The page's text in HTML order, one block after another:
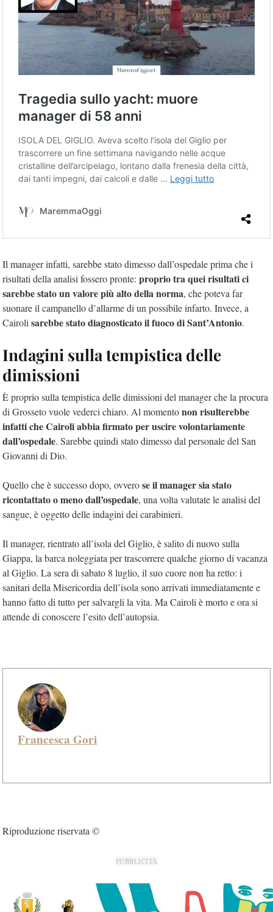
Il manager infatti, sarebbe stato dimesso dall’ospedale prima che i
risultati della analisi fossero pronte: proprio tra quei risultati ci
sarebbe stato un valore più alto della norma, che poteva far
suonare il campanello d’allarme di un possibile infarto. Invece, a
Cairoli sarebbe stato diagnosticato il fuoco di Sant’Antonio.
Indagini sulla tempistica delle
dimissioni
È proprio sulla tempistica delle dimissioni del manager che la procura
di Grosseto vuole vederci chiaro. Al momentonon risulterebbe
infatti che Cairoli abbia firmato per uscire volontariamente
dall’ospedale. Sarebbe quindi stato dimesso dal personale del San
Giovanni di Dio.
Quello che è successo dopo, ovverose il manager sia stato
ricontattato o meno dall’ospedale, una volta valutate le analisi del
sangue, è oggetto delle indagini dei carabinieri.
Il manager, rientrato all’isola del Giglio, è salito di nuovo sulla
Giappa, la barca noleggiata per trascorrere qualche giorno di vacanza
al Giglio. La sera di sabato 8 luglio, il suo cuore non ha retto: i
sanitari della Misericordia dell’isola sono arrivati immediatamente e
hanno fatto di tutto per salvargli la vita. Ma Cairoli è morto e ora si
attende di conoscere l’esito dell’autopsia.
Francesca Gori
Riproduzione riservata ©
PUBBLICITÀ